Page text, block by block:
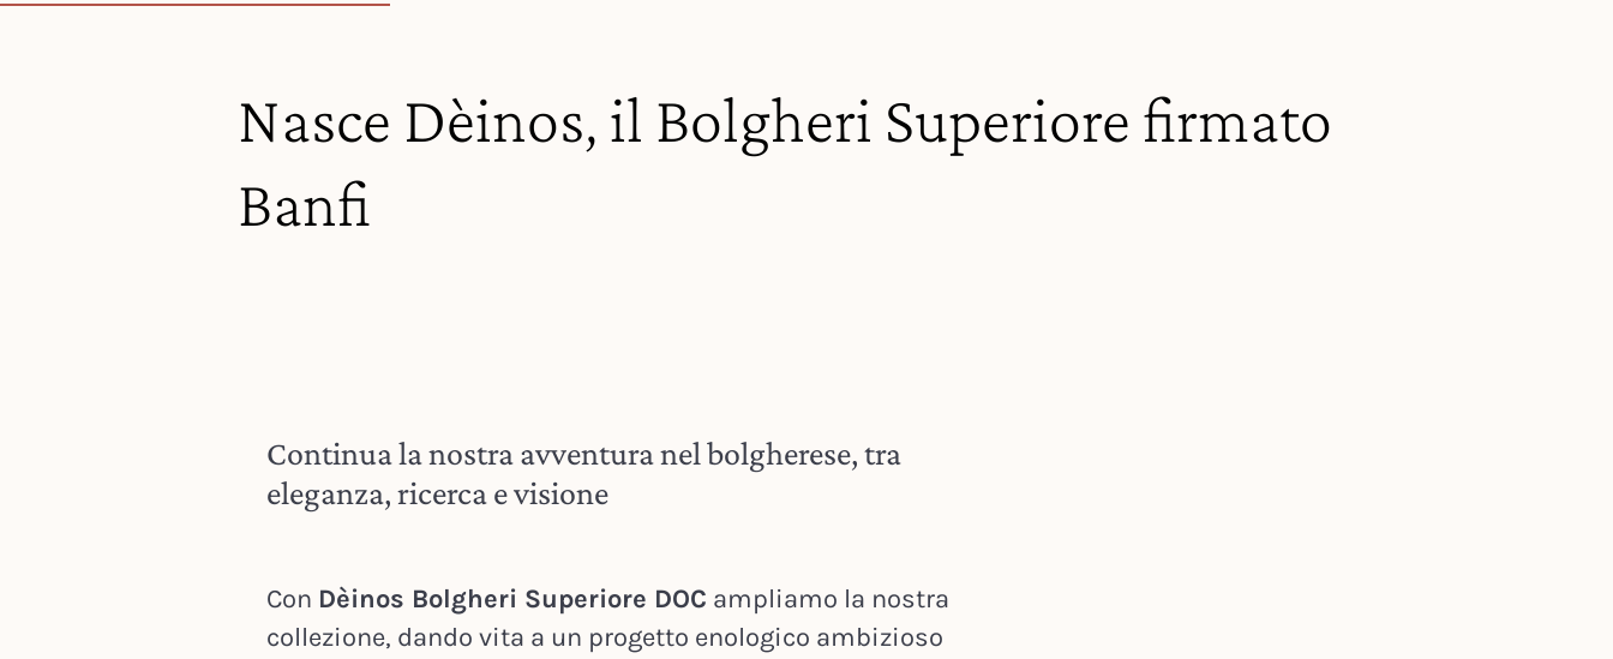
Nasce Dèinos, il Bolgheri Superiore firmato
Banfi
Continua la nostra avventura nel bolgherese, tra
eleganza, ricerca e visione
Con Dèinos Bolgheri Superiore DOC ampliamo la nostra
collezione, dando vita a un progetto enologico ambizioso